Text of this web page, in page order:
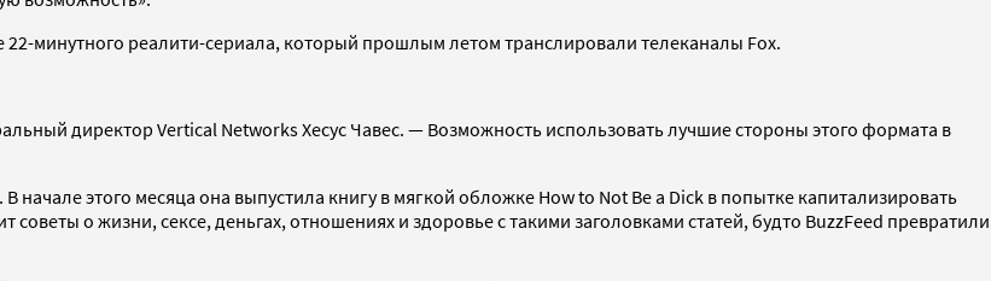
минутного реалити-сериала, который прошлым летом транслировали телеканалы Fox.
директор Vertical Networks Хесус Чавес. — Возможность использовать лучшие стороны этого формата в
этого месяца она выпустила книгу в мягкой обложке How to Not Be a Dick в попытке капитализировать
о жизни, сексе, деньгах, отношениях и здоровье с такими заголовками статей, будто BuzzFeed превратили